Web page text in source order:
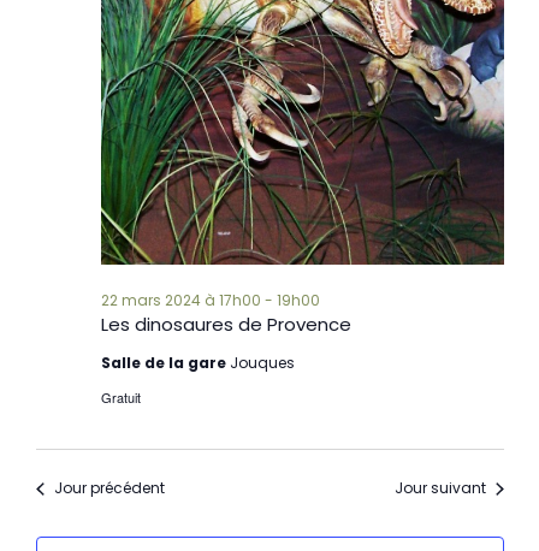
Les dinosaures de Provence
22 mars 2024 à 17h00 - 19h00
Salle de la gare Jouques
Gratuit
Jour précédent Jour suivant